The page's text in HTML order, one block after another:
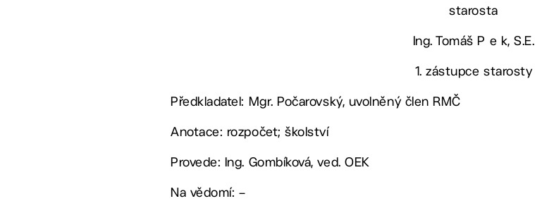
starosta
Ing. Tomáš P e k, S.E.
1. zástupce starosty
Předkladatel: Mgr. Počarovský, uvolněný člen RMČ
Anotace: rozpočet; školství
Provede: Ing. Gombíková, ved. OEK
Na vědomí: –